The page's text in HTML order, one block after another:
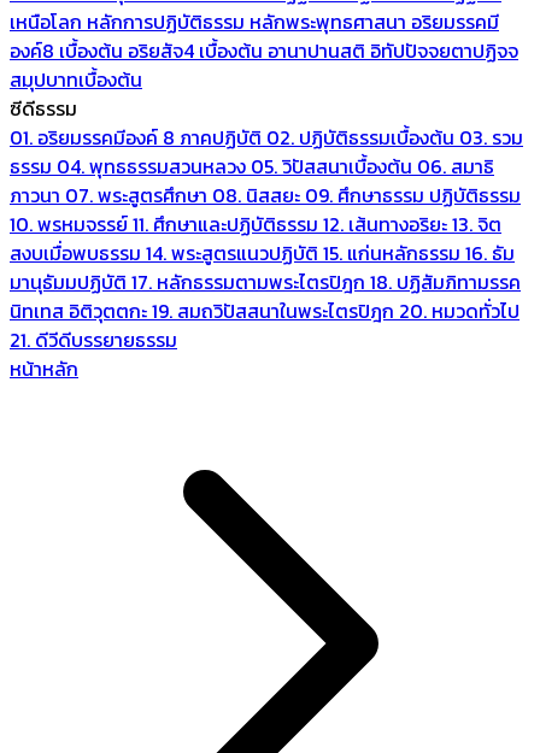
เหนือโลก หลักการปฏิบัติธรรม หลักพระพุทธศาสนา อริยมรรคมี
องค์8 เบื้องต้น อริยสัจ4 เบื้องต้น อานาปานสติ อิทัปปัจจยตาปฏิจจ
สมุปบาทเบื้องต้น
ซีดีธรรม
01. อริยมรรคมีองค์ 8 ภาคปฏิบัติ 02. ปฏิบัติธรรมเบื้องต้น 03. รวม
ธรรม 04. พุทธธรรมสวนหลวง 05. วิปัสสนาเบื้องต้น 06. สมาธิ
ภาวนา 07. พระสูตรศึกษา 08. นิสสยะ 09. ศึกษาธรรม ปฏิบัติธรรม
10. พรหมจรรย์11. ศึกษาและปฏิบัติธรรม 12. เส้นทางอริยะ13. จิต
สงบเมื่อพบธรรม 14. พระสูตรแนวปฏิบัติ 15. แก่นหลักธรรม 16. ธัม
มานุธัมมปฏิบัติ 17. หลักธรรมตามพระไตรปิฎก 18. ปฏิสัมภิทามรรค
นิทเทส อิติวุตตกะ19. สมถวิปัสสนาในพระไตรปิฎก 20. หมวดทั่วไป
21. ดีวีดีบรรยายธรรม
หน้าหลัก